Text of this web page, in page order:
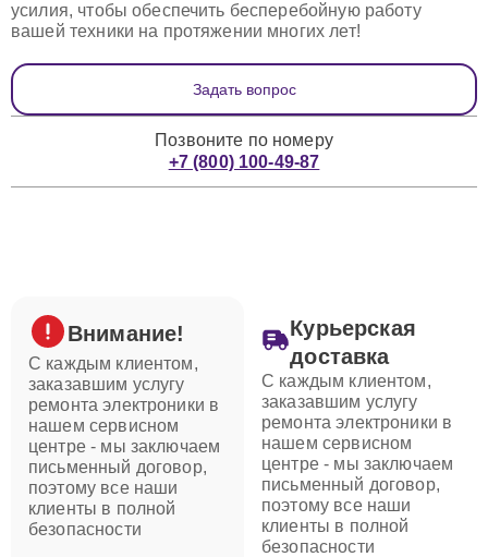
усилия, чтобы обеспечить бесперебойную работу
вашей техники на протяжении многих лет!
Задать вопрос
Позвоните по номеру
+7 (800) 100-49-87
Внимание!
С каждым клиентом,
заказавшим услугу
ремонта электроники в
нашем сервисном
центре - мы заключаем
письменный договор,
поэтому все наши
клиенты в полной
безопасности
Курьерская
доставка
С каждым клиентом,
заказавшим услугу
ремонта электроники в
нашем сервисном
центре - мы заключаем
письменный договор,
поэтому все наши
клиенты в полной
безопасности